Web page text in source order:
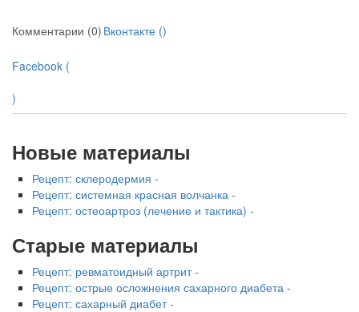
Комментарии (0) Вконтакте ()
Facebook (
)
Новые материалы
Рецепт: склеродермия -
Рецепт: системная красная волчанка -
Рецепт: остеоартроз (лечение и тактика) -
Старые материалы
Рецепт: ревматоидный артрит -
Рецепт: острые осложнения сахарного диабета -
Рецепт: сахарный диабет -